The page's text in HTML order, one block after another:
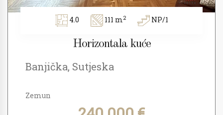
4.0 111 m2 NP/1
Horizontala kuće
Banjička, Sutjeska
Zemun